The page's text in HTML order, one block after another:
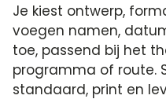
Je kiest ontwerp,
voegen namen,
toe, passend bij het
programma of route.
standaard, print en